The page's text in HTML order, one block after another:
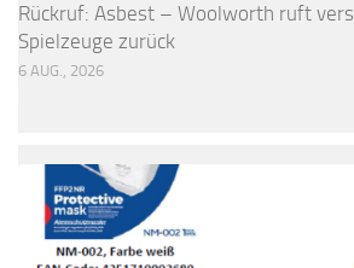
Rückruf: Asbest – Woolworth ruft
Spielzeuge zurück
6 AUG., 2026